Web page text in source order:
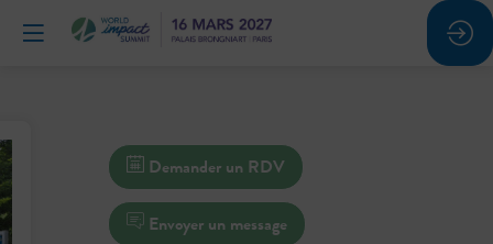
Demander un RDV
Envoyer un message